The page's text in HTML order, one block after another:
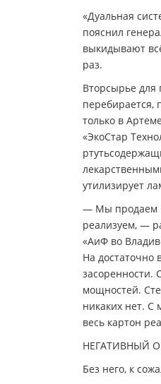
«Дуальная
пояснил
выкидывают
раз.
Вторсырье для
перебирается,
только в
«ЭкоСтар
утилизирует
— Мы продаем
реализуем, —
«АиФ во
На достаточно
засоренности.
мощностей.
никаких нет. С
весь картон
НЕГАТИВНЫЙ
Без него, к